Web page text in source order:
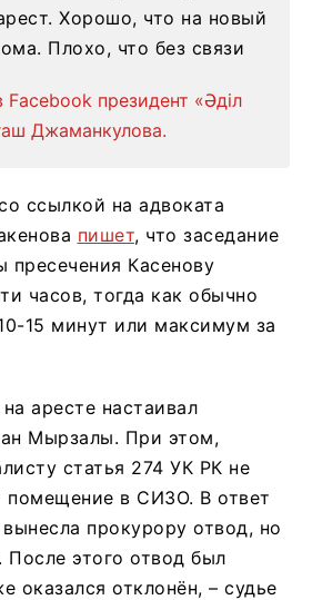
Хорошо, что на новый
Плохо, что без связи
Facebook президент «Әділ
Джаманкулова.
ссылкой на адвоката
пишет, что заседание
пресечения Касенову
часов, тогда как обычно
15 минут или максимум за
аресте настаивал
Мырзалы. При этом,
статья 274 УК РК не
помещение в СИЗО. В ответ
прокурору отвод, но
После этого отвод был
оказался отклонён, – судье